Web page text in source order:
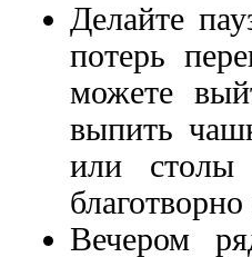
Делайте
потерь
можете
выпить
или столы
Вечером